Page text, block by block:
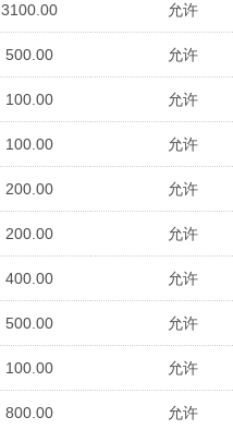
3100.00 允许
500.00 允许
100.00 允许
100.00 允许
200.00 允许
200.00 允许
400.00 允许
500.00 允许
100.00 允许
800.00 允许